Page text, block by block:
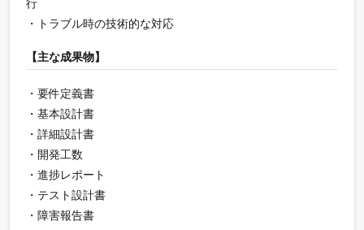
行
・トラブル時の技術的な対応
【主な成果物】
・要件定義書
・基本設計書
・詳細設計書
・開発工数
・進捗レポート
・テスト設計書
・障害報告書